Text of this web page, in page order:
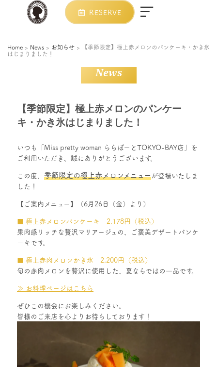
RESERVE
Home > News > お知らせ >
【季節限定】極上赤メロンのパンケーキ・かき氷
はじまりました！
News
【季節限定】極上赤メロンのパンケー
キ・かき氷はじまりました！
いつも「Miss pretty woman ららぽーとTOKYO-BAY店」を
ご利用いただき、誠にありがとうございます。
この度、 季節限定の極上赤メロンメニューが登場いたしま
した！
【ご案内メニュー】（6月26日（金）より）
■ 極上赤メロンパンケーキ 2,178円（税込）
果肉感リッチな贅沢マリアージュの、ご褒美デザートパンケ
ーキです。
■ 極上赤肉メロンかき氷 2,200円（税込）
旬の赤肉メロンを贅沢に使用した、夏ならではの一品です。
≫ お料理ページはこちら
ぜひこの機会にお楽しみください。
皆様のご来店を心よりお待ちしております！